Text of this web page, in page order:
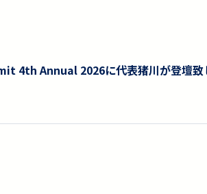
Annual 2026に代表猪川が登壇致